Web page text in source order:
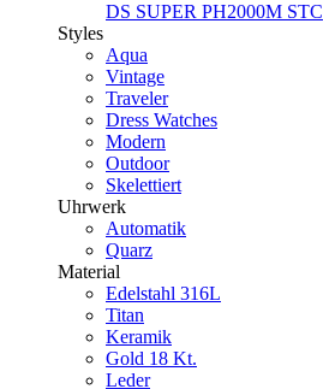
DS SUPER PH2000M STC
Styles
Aqua
Vintage
Traveler
Dress Watches
Modern
Outdoor
Skelettiert
Uhrwerk
Automatik
Quarz
Material
Edelstahl 316L
Titan
Keramik
Gold 18 Kt.
Leder